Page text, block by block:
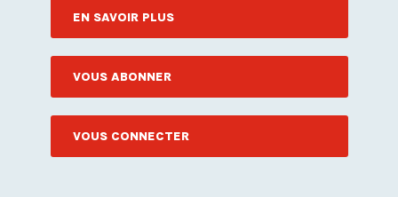
EN SAVOIR PLUS
VOUS ABONNER
VOUS CONNECTER